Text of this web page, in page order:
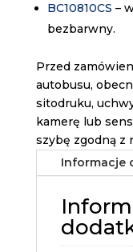
BC10810CS –
bezbarwny.
Przed
autobusu,
sitodruku,
kamerę lub
szybę zgodną z
Informacje